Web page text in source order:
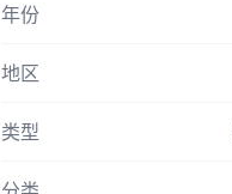
年份
地区
类型